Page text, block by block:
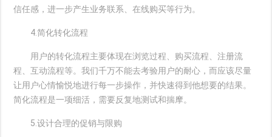
信任感，进一步产生业务联系、在线购买等行为。
4.简化转化流程
用户的转化流程主要体现在浏览过程、购买流程、注册流
程、互动流程等。我们千万不能去考验用户的耐心，而应该尽量
让用户心情愉悦地进行每一步操作，并快速得到他想要的结果。
简化流程是一项细活，需要反复地测试和揣摩。
5.设计合理的促销与限购